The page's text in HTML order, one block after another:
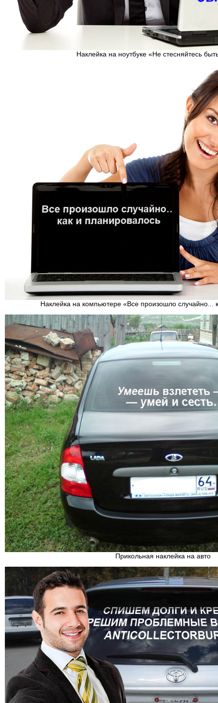
Наклейка на ноутбуке «Не стесняйтесь
Наклейка на компьютере «Все произошло случайно...
Прикольная наклейка на авто